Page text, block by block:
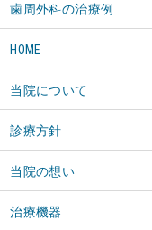
歯周外科の治療例
HOME
当院について
診療方針
当院の想い
治療機器